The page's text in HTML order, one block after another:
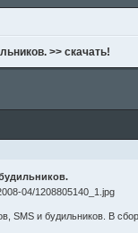
>> скачать!
SMS и будильников. В